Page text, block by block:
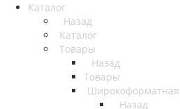
Каталог
Назад
Каталог
Товары
Назад
Товары
Назад